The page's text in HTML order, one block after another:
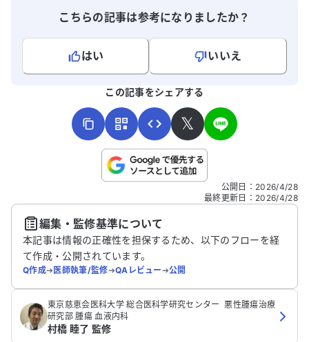
こちらの記事は参考になりましたか？
はい
いいえ
こちらは送信専用のフォームです。氏名やご自身の病気の詳細な
送信する
この記事をシェアする
𝕏
公開日 ： 2026/4/28
最終更新日 ： 2026/4/28
編集・監修基準について
本記事は情報の正確性を担保するため、以下のフローを経
て作成・公開されています。
Q作成➔医師執筆/監修➔QAレビュー➔公開
‪東京慈恵会医科大学 総合医科学研究センター ‬ 悪性腫瘍治療
研究部‬ 腫瘍 血液内科
村橋 睦了 監修